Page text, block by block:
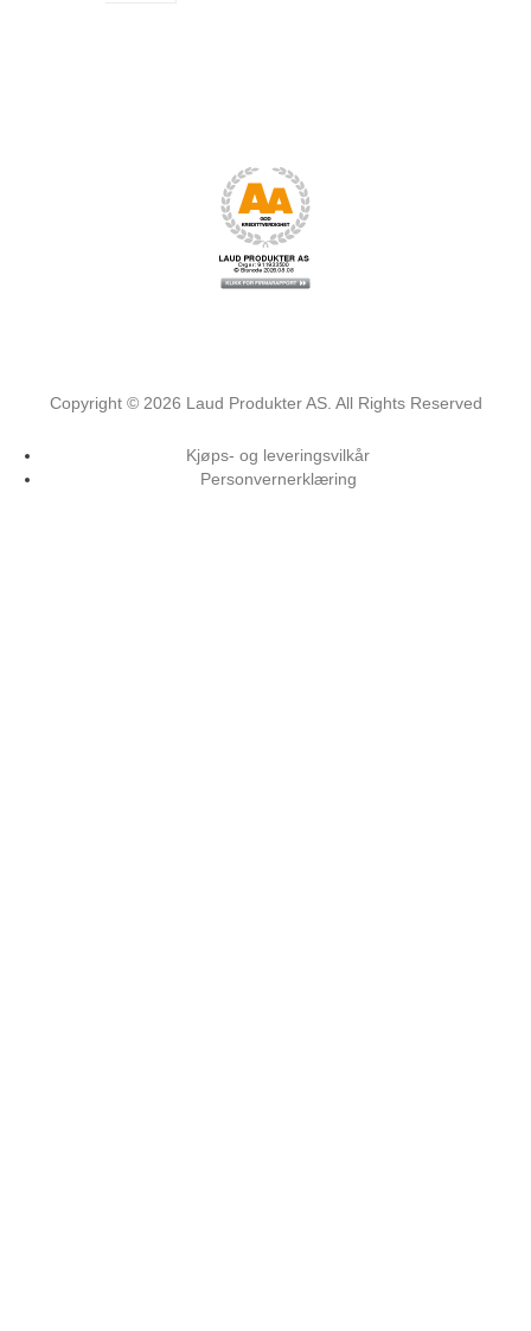
Copyright © 2026 Laud Produkter AS. All Rights Reserved
Kjøps- og leveringsvilkår
Personvernerklæring